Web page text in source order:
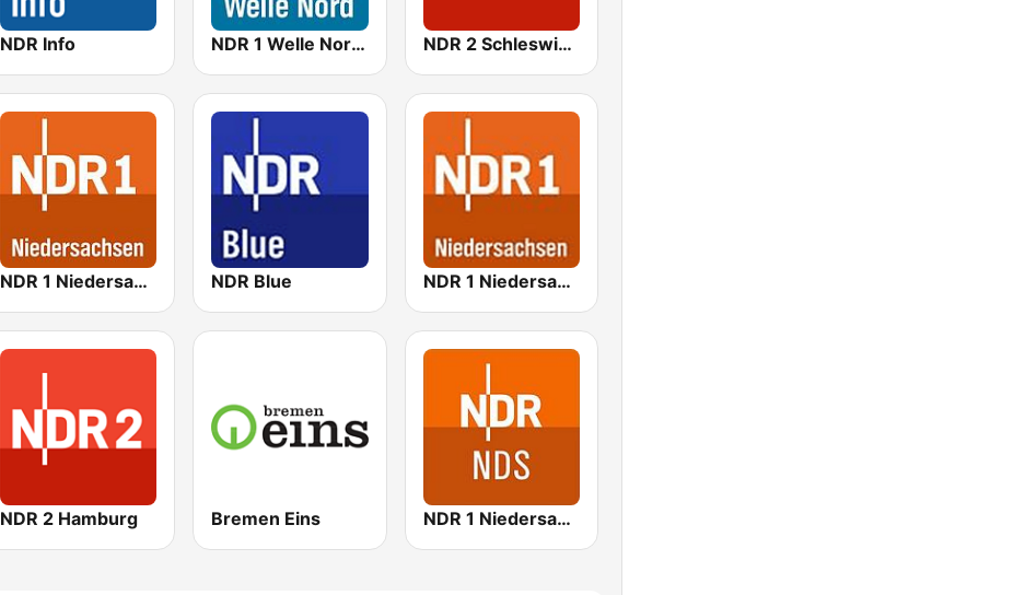
NDR Info NDR 1 Welle Nord - Kiel NDR 2 Schleswig-Holstein
NDR 1 Niedersachsen Oldenburg NDR Blue NDR 1 Niedersachsen Braunschweig
NDR 2 Hamburg Bremen Eins NDR 1 Niedersachsen